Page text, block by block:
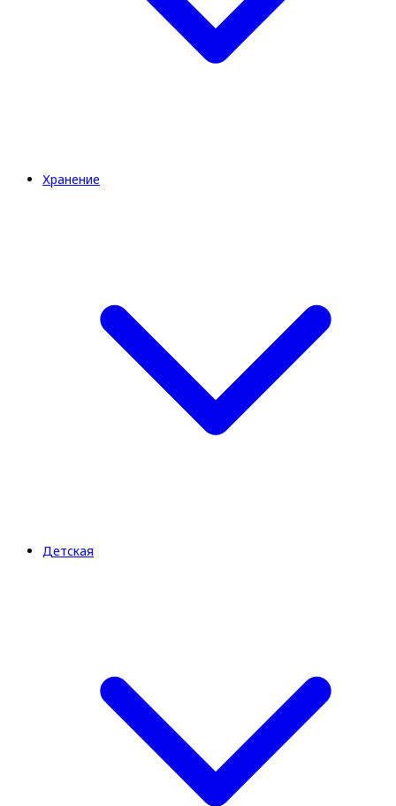
Хранение
Детская